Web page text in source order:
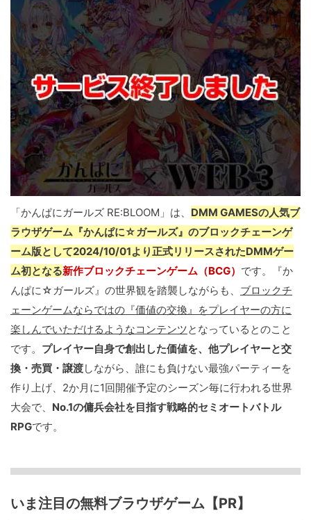
「かんぱにガールズ RE:BLOOM」は、 DMM GAMESの人気ブ
ラウザゲーム『かんぱに☆ガールズ』のブロックチェーンゲ
ーム版として2024/10/01より正式リリースされたDMMゲー
ム初となる新作ブロックチェーンゲーム（BCG） です。『か
んぱに☆ガールズ』の世界観を踏襲しながらも、 ブロックチ
ェーンゲームならではの『価値の交換』をプレイヤーの方に
楽しんでいただけるようなコンテンツとなっているとのこと
です。 プレイヤー自身で創出した価値を、他プレイヤーと交
換・売買・譲渡しながら、誰にも負けない最強パーティーを
作り上げ、2か月に1回開催予定のシーズン毎に行われる世界
大会で、 No.1の傭兵会社を目指す戦略的セミオートバトル
RPGです。
いま注目の無料ブラウザゲーム【PR】